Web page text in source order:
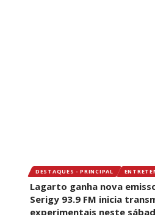
DESTAQUES - PRINCIPAL
Lagarto ganha nova
Serigy 93.9 FM inicia
experimentais neste